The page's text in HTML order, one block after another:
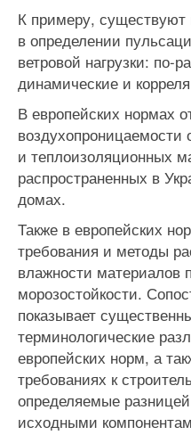
К примеру,
в определении
ветровой нагрузки: по-
динамические и
В европейских нормах
и теплоизоляционных
распространенных в
домах.
Также в европейских
требования и методы
влажности материалов
морозостойкости.
показывает
терминологические
европейских норм, а
требованиях к
определяемые
исходными